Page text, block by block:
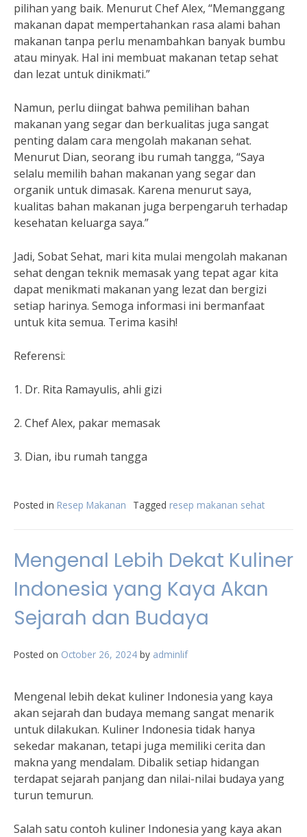
pilihan yang baik. Menurut Chef Alex, “Memanggang
makanan dapat mempertahankan rasa alami bahan
makanan tanpa perlu menambahkan banyak bumbu
atau minyak. Hal ini membuat makanan tetap sehat
dan lezat untuk dinikmati.”
Namun, perlu diingat bahwa pemilihan bahan
makanan yang segar dan berkualitas juga sangat
penting dalam cara mengolah makanan sehat.
Menurut Dian, seorang ibu rumah tangga, “Saya
selalu memilih bahan makanan yang segar dan
organik untuk dimasak. Karena menurut saya,
kualitas bahan makanan juga berpengaruh terhadap
kesehatan keluarga saya.”
Jadi, Sobat Sehat, mari kita mulai mengolah makanan
sehat dengan teknik memasak yang tepat agar kita
dapat menikmati makanan yang lezat dan bergizi
setiap harinya. Semoga informasi ini bermanfaat
untuk kita semua. Terima kasih!
Referensi:
1. Dr. Rita Ramayulis, ahli gizi
2. Chef Alex, pakar memasak
3. Dian, ibu rumah tangga
Posted in Resep Makanan Tagged resep makanan sehat
Mengenal Lebih Dekat Kuliner
Indonesia yang Kaya Akan
Sejarah dan Budaya
Posted on October 26, 2024 by adminlif
Mengenal lebih dekat kuliner Indonesia yang kaya
akan sejarah dan budaya memang sangat menarik
untuk dilakukan. Kuliner Indonesia tidak hanya
sekedar makanan, tetapi juga memiliki cerita dan
makna yang mendalam. Dibalik setiap hidangan
terdapat sejarah panjang dan nilai-nilai budaya yang
turun temurun.
Salah satu contoh kuliner Indonesia yang kaya akan